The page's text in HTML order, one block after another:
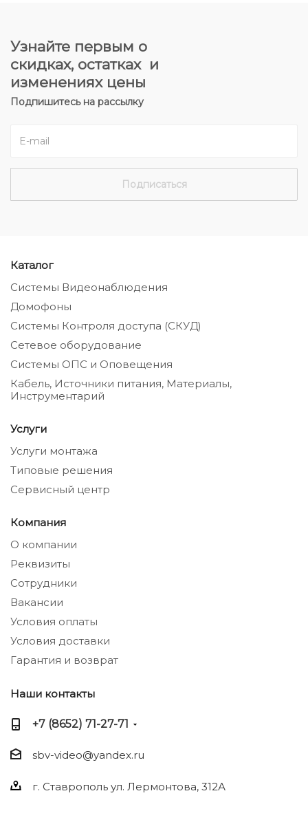
Узнайте первым о
скидках, остатках и
изменениях цены
Подпишитесь на рассылку
Каталог
Системы Видеонаблюдения
Домофоны
Системы Контроля доступа (СКУД)
Сетевое оборудование
Системы ОПС и Оповещения
Кабель, Источники питания, Материалы,
Инструментарий
Услуги
Услуги монтажа
Типовые решения
Сервисный центр
Компания
О компании
Реквизиты
Сотрудники
Вакансии
Условия оплаты
Условия доставки
Гарантия и возврат
Наши контакты
+7 (8652) 71-27-71
sbv-video@yandex.ru
г. Ставрополь ул. Лермонтова, 312А